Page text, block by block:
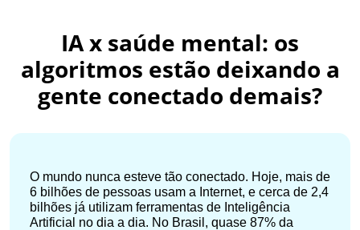
IA x saúde mental: os
algoritmos estão deixando a
gente conectado demais?
O mundo nunca esteve tão conectado. Hoje, mais de
6 bilhões de pessoas usam a Internet, e cerca de 2,4
bilhões já utilizam ferramentas de Inteligência
Artificial no dia a dia. No Brasil, quase 87% da